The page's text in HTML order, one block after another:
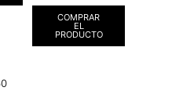
COMPRAR
EL
PRODUCTO